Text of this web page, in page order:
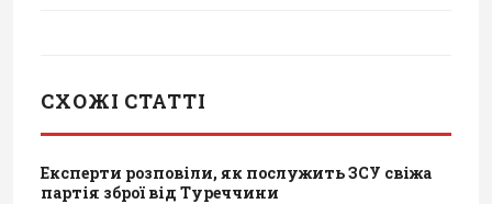
СХОЖІ СТАТТІ
Експерти розповіли, як послужить ЗСУ свіжа
партія зброї від Туреччини